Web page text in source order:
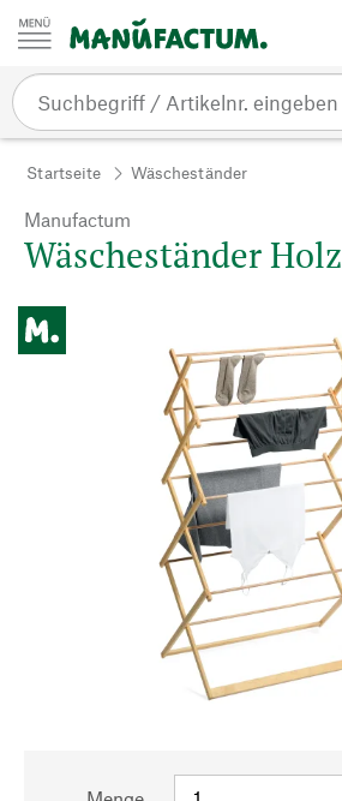
Zum Inhalt springen
Startseite Wäscheständer
Manufactum
Wäscheständer Holz